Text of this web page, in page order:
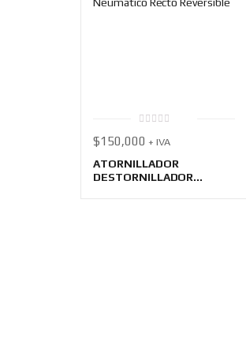
out
5
$150,000 + IVA
ATORNILLADOR
DESTORNILLADOR...